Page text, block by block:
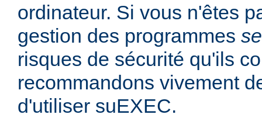
ordinateur. Si vous n'êtes
gestion des programmes
risques de sécurité qu'ils
recommandons vivement
d'utiliser suEXEC.